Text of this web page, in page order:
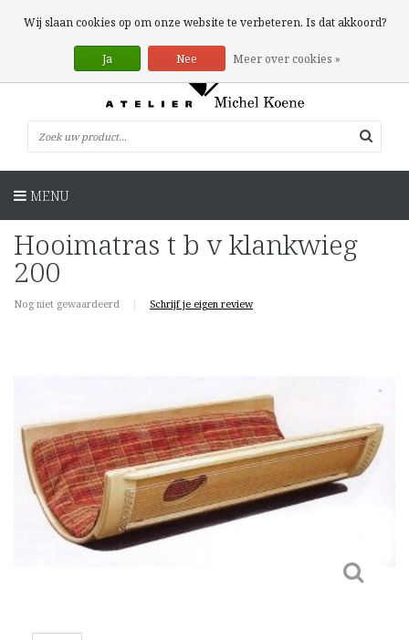
0 Artikelen
MENU
Hooimatras t b v klankwieg
200
Nog niet gewaardeerd | Schrijf je eigen review
Wij slaan cookies op om onze website te verbeteren. Is dat akkoord?
Ja Nee Meer over cookies »